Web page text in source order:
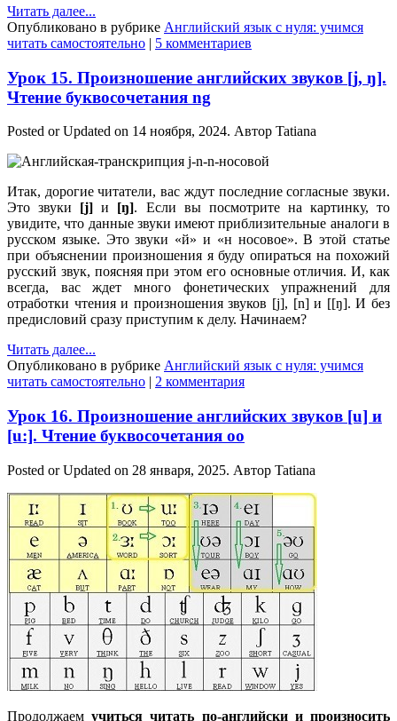
Читать далее...
Опубликовано в рубрике Английский язык с нуля: учимся
читать самостоятельно | 5 комментариев
Урок 15. Произношение английских звуков [j, ŋ].
Чтение буквосочетания ng
Posted or Updated on 14 ноября, 2024. Автор Tatiana
Итак, дорогие читатели, вас ждут последние согласные звуки.
Это звуки [j] и [ŋ]. Если вы посмотрите на картинку, то
увидите, что данные звуки имеют приблизительные аналоги в
русском языке. Это звуки «й» и «н носовое». В этой статье
при объяснении произношения я буду опираться на похожий
русский звук, поясняя при этом его основные отличия. И, как
всегда, вас ждет много фонетических упражнений для
отработки чтения и произношения звуков [j], [n] и [[ŋ]. И без
предисловий сразу приступим к делу. Начинаем?
Читать далее...
Опубликовано в рубрике Английский язык с нуля: учимся
читать самостоятельно | 2 комментария
Урок 16. Произношение английских звуков [u] и
[u:]. Чтение буквосочетания oo
Posted or Updated on 28 января, 2025. Автор Tatiana
Продолжаемучиться читать по-английски и произносить